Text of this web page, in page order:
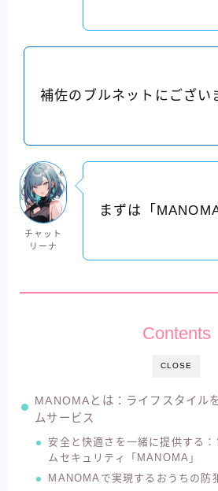
補佐のブルネットにござい
チャット
リーナ
まずは「
CLOSE
Contents
MANOMAとは：ライフスタイル
ムサービス
安全と快適さを一緒に提供する
ムセキュリティ「MANOMA」
MANOMAで実現するおうちの防